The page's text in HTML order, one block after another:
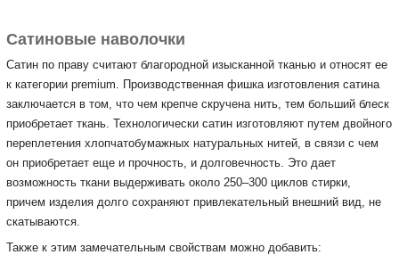
Сатиновые наволочки
Сатин по праву считают благородной изысканной тканью и относят ее
к категории premium. Производственная фишка изготовления сатина
заключается в том, что чем крепче скручена нить, тем больший блеск
приобретает ткань. Технологически сатин изготовляют путем двойного
переплетения хлопчатобумажных натуральных нитей, в связи с чем
он приобретает еще и прочность, и долговечность. Это дает
возможность ткани выдерживать около 250–300 циклов стирки,
причем изделия долго сохраняют привлекательный внешний вид, не
скатываются.
Также к этим замечательным свойствам можно добавить: